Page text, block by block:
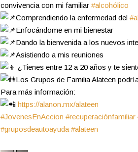
convivencia con mi familiar #alcohólico
Comprendiendo la enfermedad del
Enfocándome en mi bienestar
Dando la bienvenida a los nuevos
Asistiendo a mis reuniones
¿Tienes entre 12 a 20 años y te
Los Grupos de Familia Alateen
Para más información:
https://alanon.mx/alateen
#JovenesEnAccion #recuperaciónfamiliar
#gruposdeautoayuda #alateen